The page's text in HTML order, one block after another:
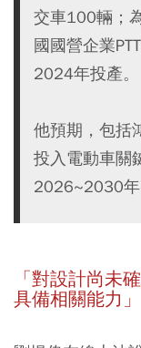
交車100輛；
國國營企業
2024年投產。
他預期，包括
投入電動車關
2026~2030年
「對設計尚未
具備相關能力」